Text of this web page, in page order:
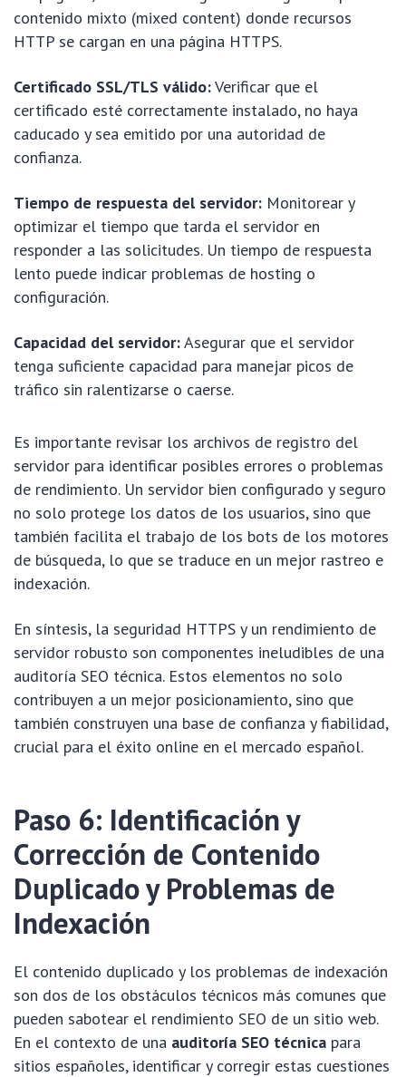
contenido mixto (mixed content) donde recursos
HTTP se cargan en una página HTTPS.
Certificado SSL/TLS válido:Verificar que el
certificado esté correctamente instalado, no haya
caducado y sea emitido por una autoridad de
confianza.
Tiempo de respuesta del servidor: Monitorear y
optimizar el tiempo que tarda el servidor en
responder a las solicitudes. Un tiempo de respuesta
lento puede indicar problemas de hosting o
configuración.
Capacidad del servidor:Asegurar que el servidor
tenga suficiente capacidad para manejar picos de
tráfico sin ralentizarse o caerse.
Es importante revisar los archivos de registro del
servidor para identificar posibles errores o problemas
de rendimiento. Un servidor bien configurado y seguro
no solo protege los datos de los usuarios, sino que
también facilita el trabajo de los bots de los motores
de búsqueda, lo que se traduce en un mejor rastreo e
indexación.
En síntesis, la seguridad HTTPS y un rendimiento de
servidor robusto son componentes ineludibles de una
auditoría SEO técnica. Estos elementos no solo
contribuyen a un mejor posicionamiento, sino que
también construyen una base de confianza y fiabilidad,
crucial para el éxito online en el mercado español.
Paso 6: Identificación y
Corrección de Contenido
Duplicado y Problemas de
Indexación
El contenido duplicado y los problemas de indexación
son dos de los obstáculos técnicos más comunes que
pueden sabotear el rendimiento SEO de un sitio web.
En el contexto de una auditoría SEO técnica para
sitios españoles, identificar y corregir estas cuestiones